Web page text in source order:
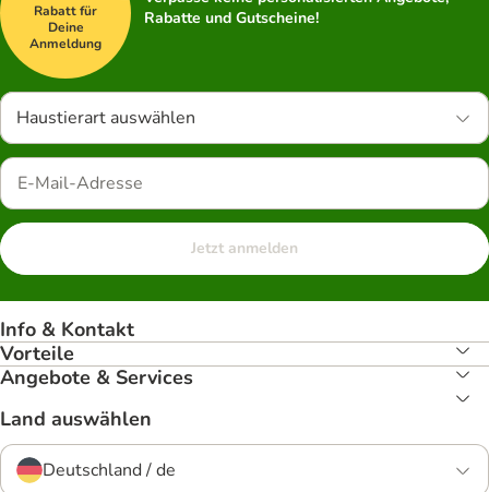
Rabatt für
Deine
Anmeldung
Rabatte und Gutscheine!
Haustierart auswählen
Jetzt anmelden
Info & Kontakt
Vorteile
Angebote & Services
Land auswählen
Deutschland / de